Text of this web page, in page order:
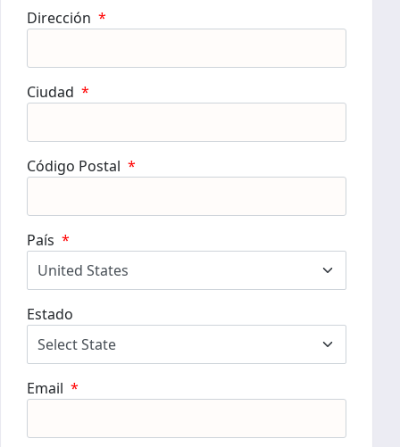
Dirección *
Ciudad *
Código Postal *
País *
Estado
Email *